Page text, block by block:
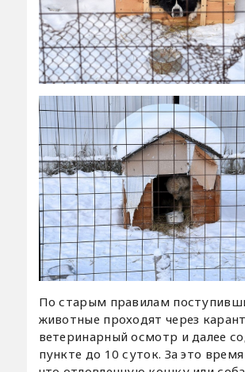
По старым правилам
животные проходят через
ветеринарный осмотр и далее
пункте до 10 суток. За это